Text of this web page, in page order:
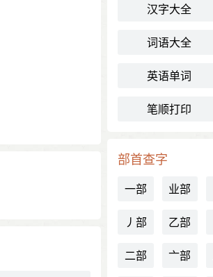
汉字大全
词语大全
英语单词
笔顺打印
部首查字
一部 业部
丿部 乙部
二部 亠部